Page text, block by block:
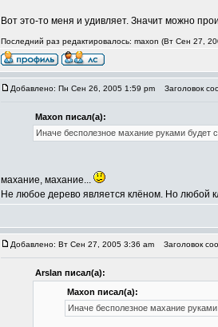
Вот это-то меня и удивляет. Значит можно
Последний раз редактировалось: maxon (Вт Сен 27,
Добавлено: Пн Сен 26, 2005 1:59 pm Заголовок
Maxon писал(а):
Иначе бесполезное махание руками будет
махание, махание...
Не любое дерево является клёном. Но любой
Добавлено: Вт Сен 27, 2005 3:36 am Заголовок
Arslan писал(а):
Maxon писал(а):
Иначе бесполезное махание руками